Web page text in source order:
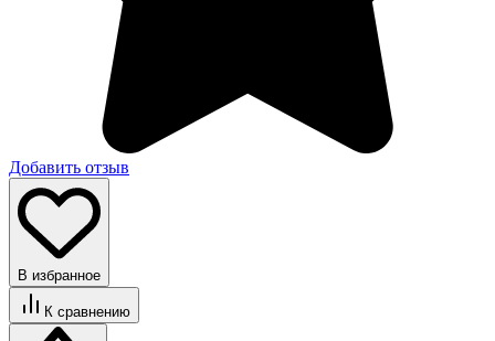
Добавить отзыв
В избранное
К сравнению